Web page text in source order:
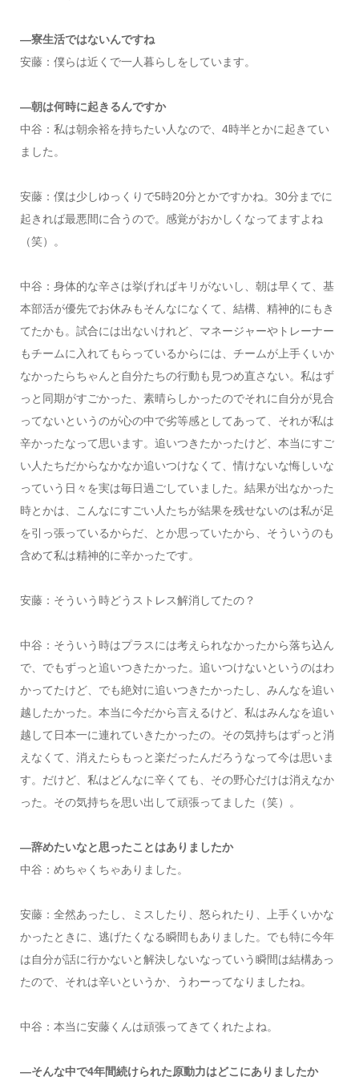
―寮生活ではないんですね
安藤：僕らは近くで一人暮らしをしています。
―朝は何時に起きるんですか
中谷：私は朝余裕を持ちたい人なので、4時半とかに起きてい
ました。
安藤：僕は少しゆっくりで5時20分とかですかね。30分までに
起きれば最悪間に合うので。感覚がおかしくなってますよね
（笑）。
中谷：身体的な辛さは挙げればキリがないし、朝は早くて、基
本部活が優先でお休みもそんなになくて、結構、精神的にもき
てたかも。試合には出ないけれど、マネージャーやトレーナー
もチームに入れてもらっているからには、チームが上手くいか
なかったらちゃんと自分たちの行動も見つめ直さない。私はず
っと同期がすごかった、素晴らしかったのでそれに自分が見合
ってないというのが心の中で劣等感としてあって、それが私は
辛かったなって思います。追いつきたかったけど、本当にすご
い人たちだからなかなか追いつけなくて、情けないな悔しいな
っていう日々を実は毎日過ごしていました。結果が出なかった
時とかは、こんなにすごい人たちが結果を残せないのは私が足
を引っ張っているからだ、とか思っていたから、そういうのも
含めて私は精神的に辛かったです。
安藤：そういう時どうストレス解消してたの？
中谷：そういう時はプラスには考えられなかったから落ち込ん
で、でもずっと追いつきたかった。追いつけないというのはわ
かってたけど、でも絶対に追いつきたかったし、みんなを追い
越したかった。本当に今だから言えるけど、私はみんなを追い
越して日本一に連れていきたかったの。その気持ちはずっと消
えなくて、消えたらもっと楽だったんだろうなって今は思いま
す。だけど、私はどんなに辛くても、その野心だけは消えなか
った。その気持ちを思い出して頑張ってました（笑）。
―辞めたいなと思ったことはありましたか
中谷：めちゃくちゃありました。
安藤：全然あったし、ミスしたり、怒られたり、上手くいかな
かったときに、逃げたくなる瞬間もありました。でも特に今年
は自分が話に行かないと解決しないなっていう瞬間は結構あっ
たので、それは辛いというか、うわーってなりましたね。
中谷：本当に安藤くんは頑張ってきてくれたよね。
―そんな中で4年間続けられた原動力はどこにありましたか